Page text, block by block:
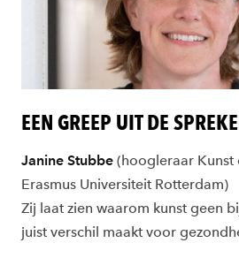
EEN GREEP UIT DE
Janine Stubbe (hoogleraar Kunst
Erasmus Universiteit Rotterdam)
Zij laat zien waarom kunst geen
juist verschil maakt voor